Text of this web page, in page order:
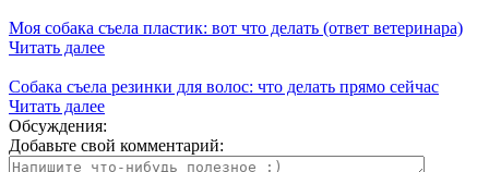
Моя собака съела пластик: вот что делать (ответ ветеринара)
Читать далее
Собака съела резинки для волос: что делать прямо сейчас
Читать далее
Обсуждения:
Добавьте свой комментарий: